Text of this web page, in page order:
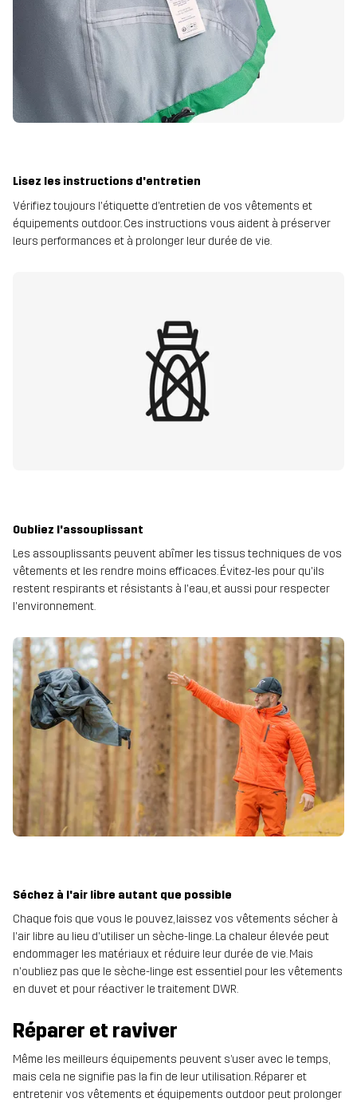
Lisez les instructions d'entretien
Vérifiez toujours l'étiquette d’entretien de vos vêtements et
équipements outdoor. Ces instructions vous aident à préserver
leurs performances et à prolonger leur durée de vie.
Oubliez l'assouplissant
Les assouplissants peuvent abîmer les tissus techniques de vos
vêtements et les rendre moins efficaces. Évitez-les pour qu'ils
restent respirants et résistants à l'eau, et aussi pour respecter
l'environnement.
Séchez à l'air libre autant que possible
Chaque fois que vous le pouvez, laissez vos vêtements sécher à
l'air libre au lieu d'utiliser un sèche-linge. La chaleur élevée peut
endommager les matériaux et réduire leur durée de vie. Mais
n'oubliez pas que le sèche-linge est essentiel pour les vêtements
en duvet et pour réactiver le traitement DWR.
Réparer et raviver
Même les meilleurs équipements peuvent s’user avec le temps,
mais cela ne signifie pas la fin de leur utilisation. Réparer et
entretenir vos vêtements et équipements outdoor peut prolonger